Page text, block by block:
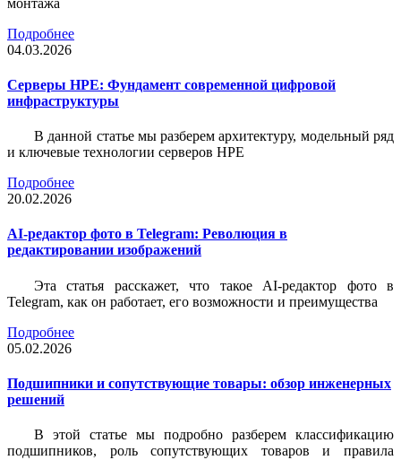
Подробнее
04.03.2026
Серверы HPE: Фундамент современной цифровой
инфраструктуры
В данной статье мы разберем архитектуру, модельный ряд
и ключевые технологии серверов HPE
Подробнее
20.02.2026
AI-редактор фото в Telegram: Революция в
редактировании изображений
Эта статья расскажет, что такое AI-редактор фото в
Telegram, как он работает, его возможности и преимущества
Подробнее
05.02.2026
Подшипники и сопутствующие товары: обзор инженерных
решений
В этой статье мы подробно разберем классификацию
подшипников, роль сопутствующих товаров и правила